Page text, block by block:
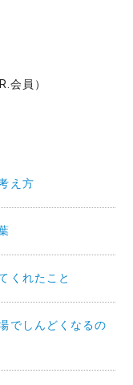
会員）
え方
くれたこと
でしんどくなるの